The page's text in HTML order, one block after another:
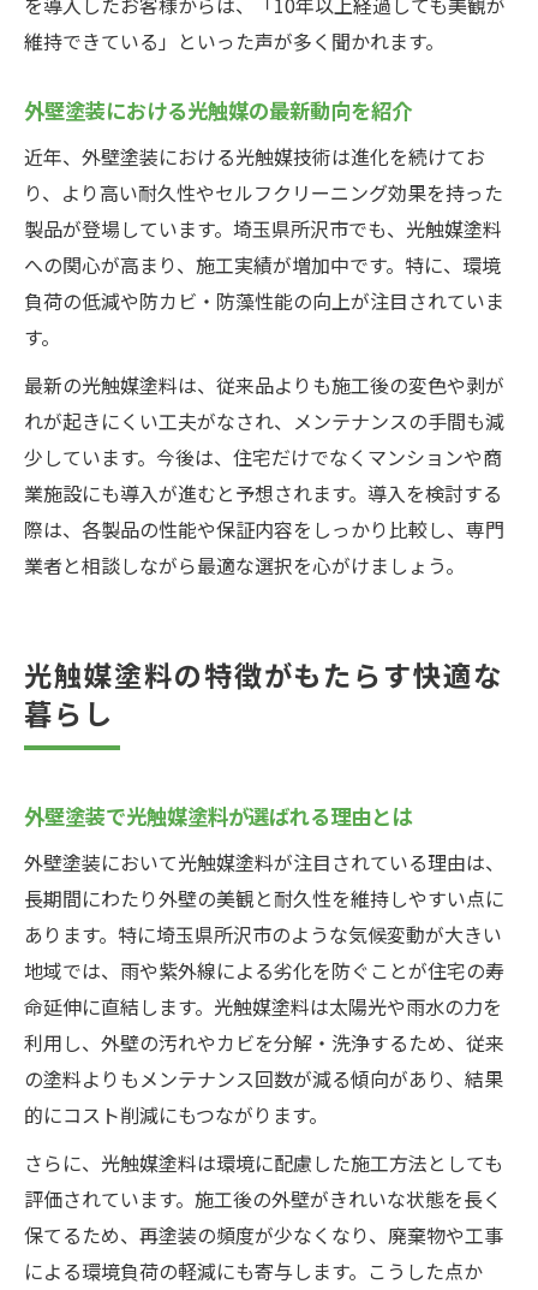
維持できている」といった声が多く聞かれます。
外壁塗装における光触媒の最新動向を紹介
近年、外壁塗装における光触媒技術は進化を続けてお
り、より高い耐久性やセルフクリーニング効果を持った
製品が登場しています。埼玉県所沢市でも、光触媒塗料
への関心が高まり、施工実績が増加中です。特に、環境
負荷の低減や防カビ・防藻性能の向上が注目されていま
す。
最新の光触媒塗料は、従来品よりも施工後の変色や剥が
れが起きにくい工夫がなされ、メンテナンスの手間も減
少しています。今後は、住宅だけでなくマンションや商
業施設にも導入が進むと予想されます。導入を検討する
際は、各製品の性能や保証内容をしっかり比較し、専門
業者と相談しながら最適な選択を心がけましょう。
光触媒塗料の特徴がもたらす快適な
暮らし
外壁塗装で光触媒塗料が選ばれる理由とは
外壁塗装において光触媒塗料が注目されている理由は、
長期間にわたり外壁の美観と耐久性を維持しやすい点に
あります。特に埼玉県所沢市のような気候変動が大きい
地域では、雨や紫外線による劣化を防ぐことが住宅の寿
命延伸に直結します。光触媒塗料は太陽光や雨水の力を
利用し、外壁の汚れやカビを分解・洗浄するため、従来
の塗料よりもメンテナンス回数が減る傾向があり、結果
的にコスト削減にもつながります。
さらに、光触媒塗料は環境に配慮した施工方法としても
評価されています。施工後の外壁がきれいな状態を長く
保てるため、再塗装の頻度が少なくなり、廃棄物や工事
による環境負荷の軽減にも寄与します。こうした点か